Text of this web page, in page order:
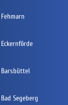
Fehmarn
Eckernförde
Barsbüttel
Bad Segeberg